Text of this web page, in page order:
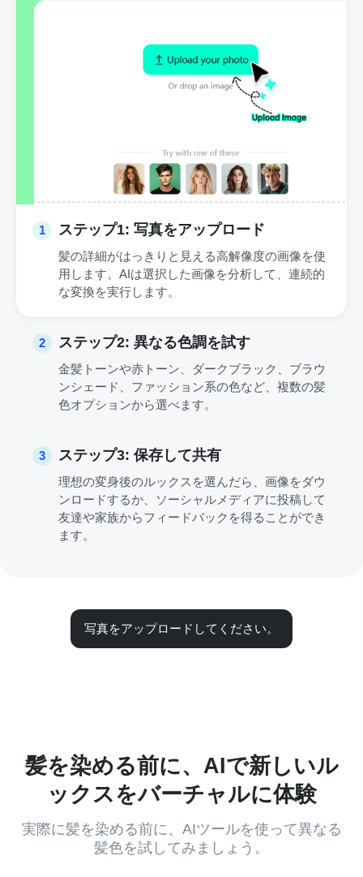
1 ステップ1: 写真をアップロード
髪の詳細がはっきりと見える高解像度の画像を使
用します。AIは選択した画像を分析して、連続的
な変換を実行します。
2 ステップ2: 異なる色調を試す
金髪トーンや赤トーン、ダークブラック、ブラウ
ンシェード、ファッション系の色など、複数の髪
色オプションから選べます。
3 ステップ3: 保存して共有
理想の変身後のルックスを選んだら、画像をダウ
ンロードするか、ソーシャルメディアに投稿して
友達や家族からフィードバックを得ることができ
ます。
写真をアップロードしてください。
髪を染める前に、AIで新しいル
ックスをバーチャルに体験
実際に髪を染める前に、AIツールを使って異なる
髪色を試してみましょう。